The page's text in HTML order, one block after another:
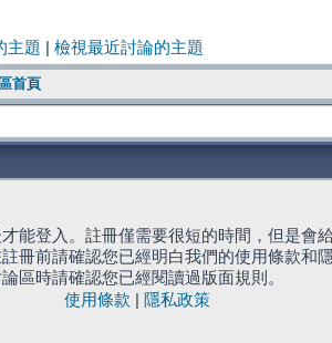
主題 檢視最近討論的主題
首頁
能登入。註冊僅需要很短的時間，但是會
冊前請確認您已經明白我們的使用條款和
區時請確認您已經閱讀過版面規則。
使用條款
隱私政策